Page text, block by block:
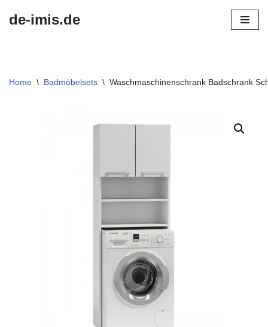
de-imis.de
Home \ Badmöbelsets \ Waschmaschinenschrank Badschrank